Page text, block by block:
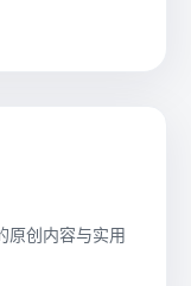
原创内容与实用